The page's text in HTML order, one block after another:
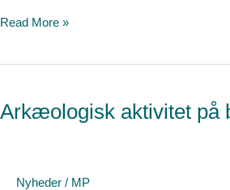
Read More »
Arkæologisk aktivitet på
Nyheder / MP
på
byggegrund